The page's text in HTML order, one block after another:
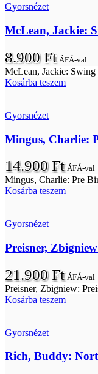
Gyorsnézet
McLean, Jackie:
8.900Ft ÁFÁ-val
McLean, Jackie:
Kosárba teszem
Gyorsnézet
Mingus, Charlie:
14.900Ft ÁFÁ-val
Mingus, Charlie: Pre
Kosárba teszem
Gyorsnézet
Preisner,
21.900Ft ÁFÁ-val
Preisner, Zbigniew:
Kosárba teszem
Gyorsnézet
Rich, Buddy: